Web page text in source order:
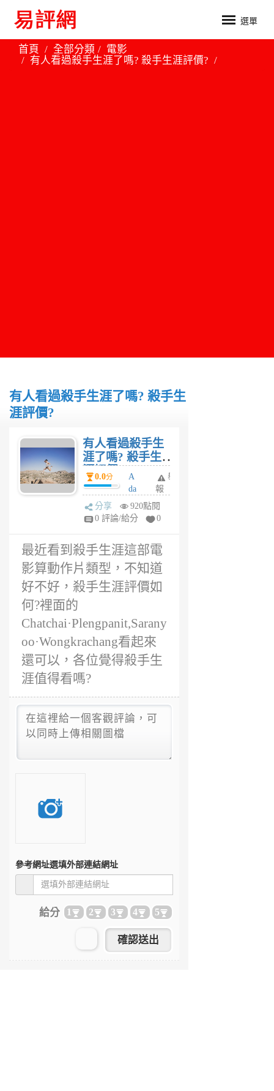
選單
首頁 全部分類
電影
有人看過殺手生涯了嗎? 殺手生涯評價?
有人看過殺手生涯了嗎? 殺手生
涯評價?
有人看過殺手生
涯了嗎? 殺手生
涯評價?
0.0分
A
da
m
6
舉
報
分享
920點閱
0 評論/給分
0
最近看到殺手生涯這部電
影算動作片類型，不知道
好不好，殺手生涯評價如
何?裡面的
Chatchai·Plengpanit,Sarany
oo·Wongkrachang看起來
還可以，各位覺得殺手生
涯值得看嗎?
參考網址選填外部連結網址
給分 1 2 3 4 5